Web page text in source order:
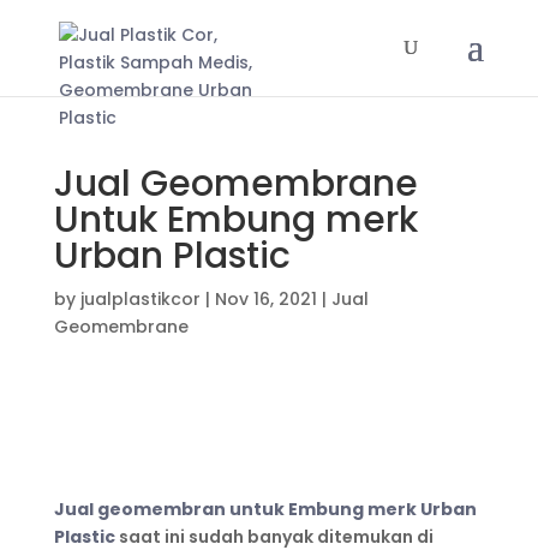
Jual Geomembrane
Untuk Embung merk
Urban Plastic
by jualplastikcor | Nov 16, 2021 | Jual
Geomembrane
Jual geomembran untuk Embung merk Urban
Plastic saat ini sudah banyak ditemukan di